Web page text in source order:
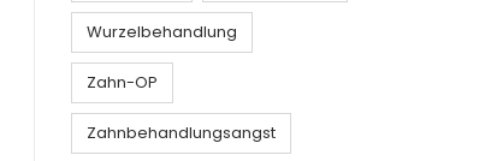
Wurzelbehandlung
Zahn-OP
Zahnbehandlungsangst